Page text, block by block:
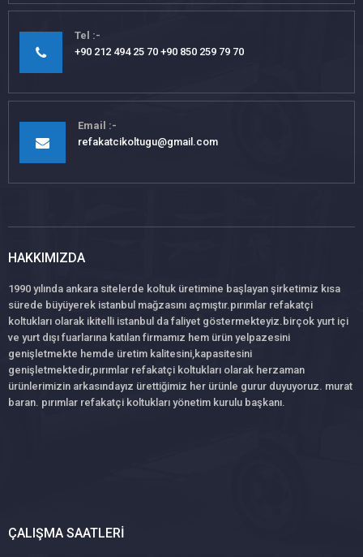
Tel
+90 212 494 25 70 +90 850 259 79 70
Email
refakatcikoltugu@gmail.com
HAKKIMIZDA
1990 yılında ankara sitelerde koltuk üretimine başlayan şirketimiz kısa
sürede büyüyerek istanbul mağzasını açmıştır.pırımlar refakatçi
koltukları olarak ikitelli istanbul da faliyet göstermekteyiz.birçok yurt içi
ve yurt dışı fuarlarına katılan firmamız hem ürün yelpazesini
genişletmekte hemde üretim kalitesini,kapasitesini
genişletmektedir,pırımlar refakatçi koltukları olarak herzaman
ürünlerimizin arkasındayız ürettiğimiz her ürünle gurur duyuyoruz. murat
baran. pırımlar refakatçi koltukları yönetim kurulu başkanı.
ÇALIŞMA SAATLERI